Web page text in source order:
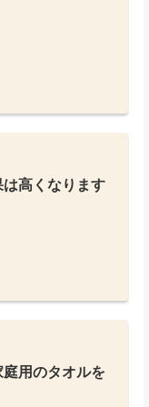
高くなります
用のタオルを